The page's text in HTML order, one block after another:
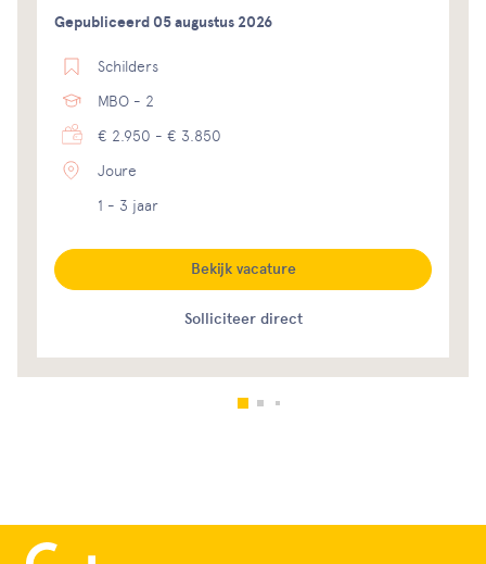
Gepubliceerd 05 augustus 2026
Schilders
MBO - 2
€ 2.950 - € 3.850
Joure
1 - 3 jaar
Solliciteer direct
Bekijk vacature